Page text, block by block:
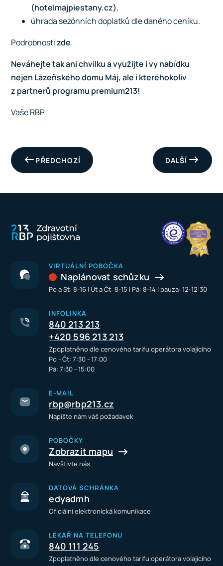
(hotelmajpiestany.cz),
úhrada sezónních doplatků dle daného ceníku.
Podrobnostizde.
Neváhejte tak ani chvilku a využijte i vy nabídku
nejen Lázeňského domu Máj, ale i kteréhokoliv
z partnerů programu premium213!
Vaše RBP
DALŠÍ
PŘEDCHOZÍ
VIRTUÁLNÍ POBOČKA
Naplánovat schůzku
Po a St: 8-16 I Út a Čt: 8-15 I Pá: 8-14 I pauza: 12-12:30
INFOLINKA
840 213 213
+420 596 213 213
Zpoplatněno dle cenového tarifu operátora volajícího
Po - Čt: 7:30 - 17:00
Pá: 7:30 - 15:00
E-MAIL
rbp@rbp213.cz
Napište nám váš požadavek
POBOČKY
Zobrazit mapu
Navštivte nás
DATOVÁ SCHRÁNKA
edyadmh
Oficiální elektronická komunikace
LÉKAŘ NA TELEFONU
840 111 245
Zpoplatněno dle cenového tarifu operátora volajícího